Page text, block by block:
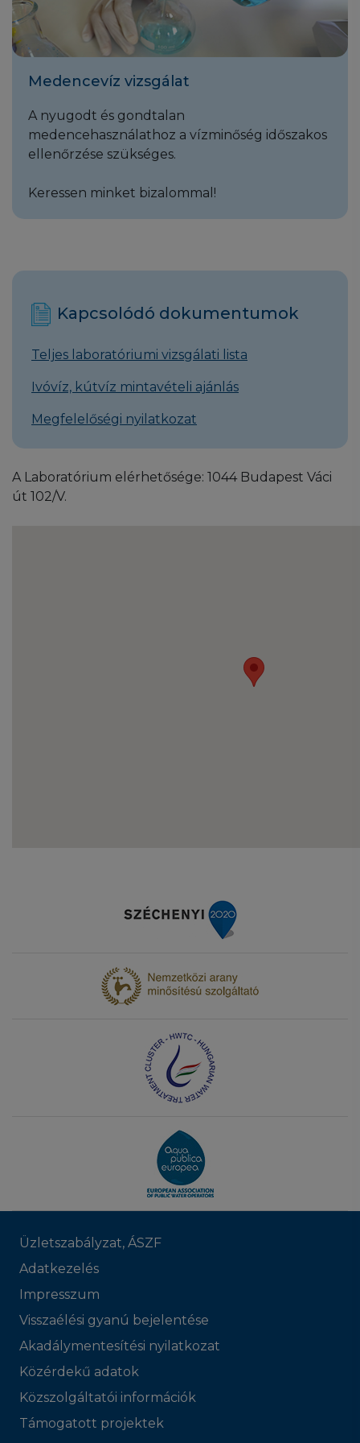
Munkatársaink tevékenysége mentes minden
olyan tényezőtől, ami a pártatlan és független
műszaki ítéletét befolyásolhatná.
Medencevíz vizsgálat
A nyugodt és gondtalan
medencehasználathoz a vízminőség időszakos
ellenőrzése szükséges.
Keressen minket bizalommal!
Kapcsolódó dokumentumok
Teljes laboratóriumi vizsgálati lista
Ivóvíz, kútvíz mintavételi ajánlás
Megfelelőségi nyilatkozat
A Laboratórium elérhetősége: 1044 Budapest Váci
út 102/V.
Üzletszabályzat, ÁSZF
Adatkezelés
Impresszum
Visszaélési gyanú bejelentése
Akadálymentesítési nyilatkozat
Közérdekű adatok
Közszolgáltatói információk
Támogatott projektek